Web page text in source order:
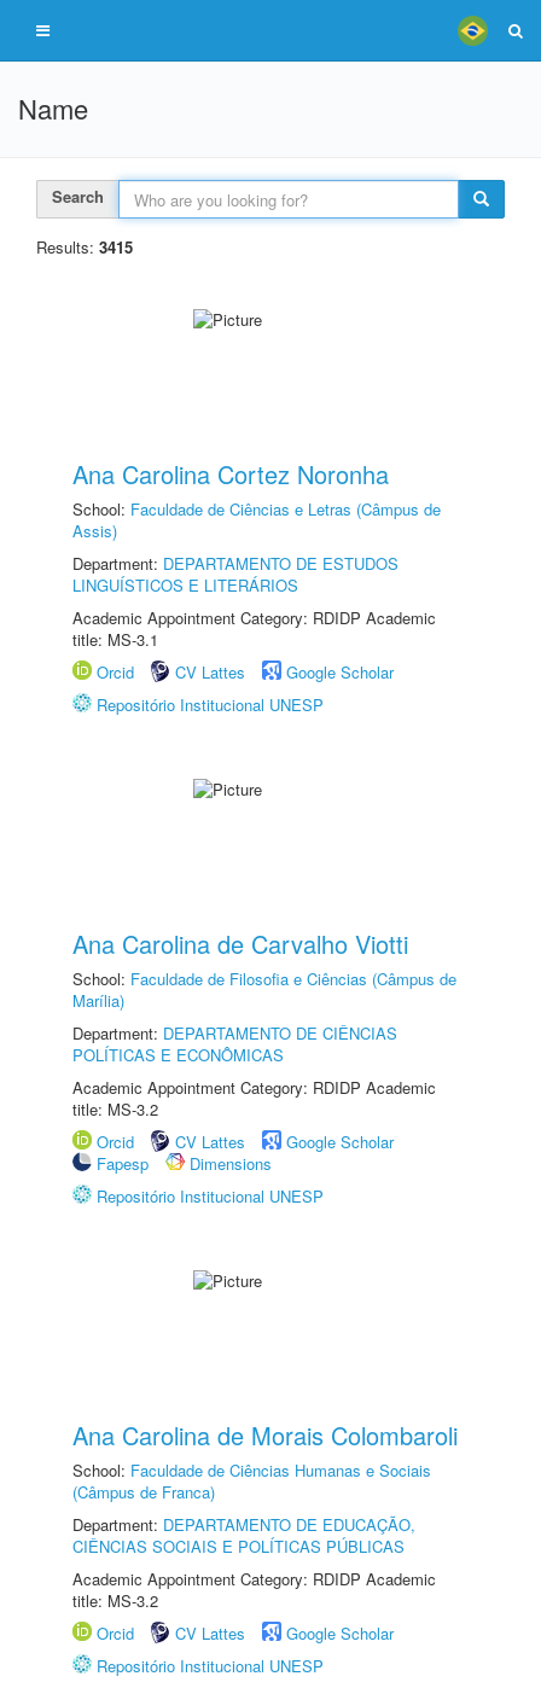
Name
Search
Results: 3415
Ana Carolina Cortez Noronha
School: Faculdade de Ciências e Letras (Câmpus de
Assis)
Department: DEPARTAMENTO DE ESTUDOS
LINGUÍSTICOS E LITERÁRIOS
Academic Appointment Category: RDIDP Academic
title: MS-3.1
Orcid
CV Lattes
Google Scholar
Repositório Institucional UNESP
Ana Carolina de Carvalho Viotti
School: Faculdade de Filosofia e Ciências (Câmpus de
Marília)
Department: DEPARTAMENTO DE CIÊNCIAS
POLÍTICAS E ECONÔMICAS
Academic Appointment Category: RDIDP Academic
title: MS-3.2
Orcid
CV Lattes
Google Scholar
Fapesp
Dimensions
Repositório Institucional UNESP
Ana Carolina de Morais Colombaroli
School: Faculdade de Ciências Humanas e Sociais
(Câmpus de Franca)
Department: DEPARTAMENTO DE EDUCAÇÃO,
CIÊNCIAS SOCIAIS E POLÍTICAS PÚBLICAS
Academic Appointment Category: RDIDP Academic
title: MS-3.2
Orcid
CV Lattes
Google Scholar
Repositório Institucional UNESP